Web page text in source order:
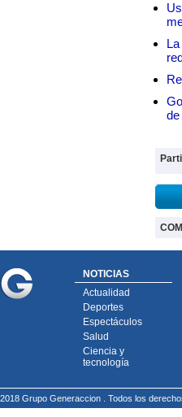
de
NOTICIAS
Actualidad
Deportes
Espectáculos
Salud
Ciencia y
tecnología
2018 Grupo Generaccion . Todos los